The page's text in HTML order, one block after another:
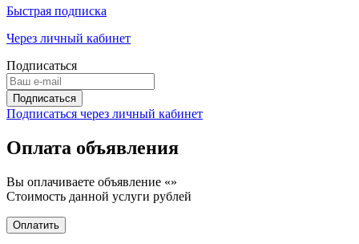
Быстрая подписка
Через личный кабинет
Подписаться
Подписаться через личный кабинет
Оплата объявления
Вы оплачиваете объявление «»
Стоимость данной услуги рублей